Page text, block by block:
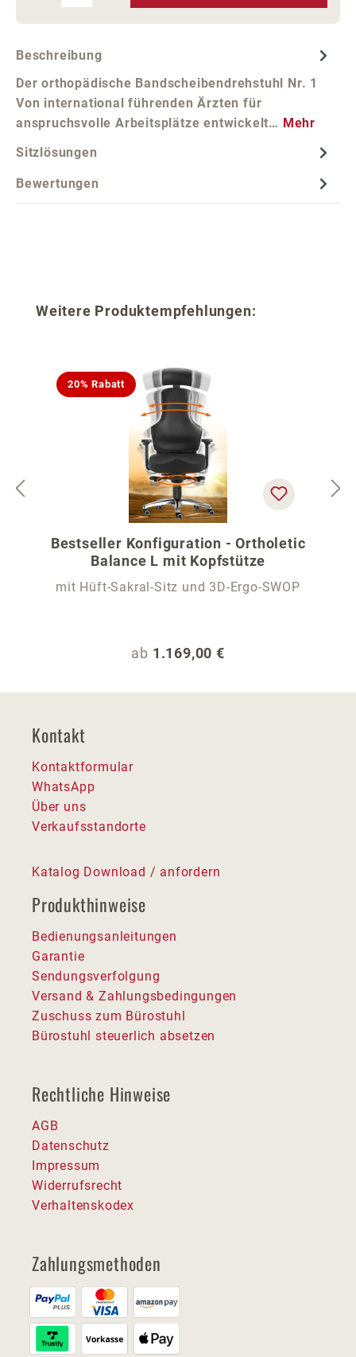
Beschreibung
Der orthopädische Bandscheibendrehstuhl Nr. 1
Von international führenden Ärzten für
anspruchsvolle Arbeitsplätze entwickelt… Mehr
Sitzlösungen
Bewertungen
Produktgalerie überspringen
Weitere Produktempfehlungen:
20% Rabatt
Bestseller Konfiguration - Ortholetic
Balance L mit Kopfstütze
mit Hüft-Sakral-Sitz und 3D-Ergo-SWOP
Regulärer Preis:
ab 1.169,00 €
Kontakt
Kontaktformular
WhatsApp
Über uns
Verkaufsstandorte
Katalog Download / anfordern
Produkthinweise
Bedienungsanleitungen
Garantie
Sendungsverfolgung
Versand & Zahlungsbedingungen
Zuschuss zum Bürostuhl
Bürostuhl steuerlich absetzen
Rechtliche Hinweise
AGB
Datenschutz
Impressum
Widerrufsrecht
Verhaltenskodex
Zahlungsmethoden